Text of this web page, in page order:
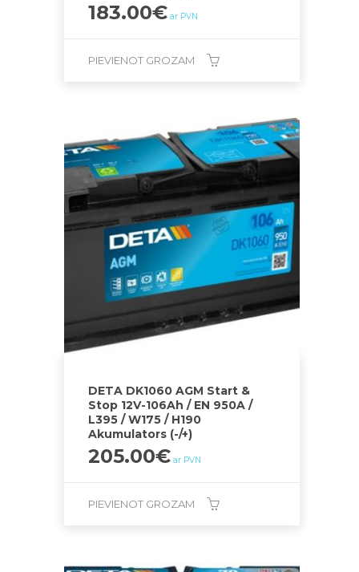
183.00€ ar PVN
PIEVIENOT GROZAM
DETA DK1060 AGM Start &
Stop 12V-106Ah / EN 950A /
L395 / W175 / H190
Akumulators (-/+)
205.00€ ar PVN
PIEVIENOT GROZAM